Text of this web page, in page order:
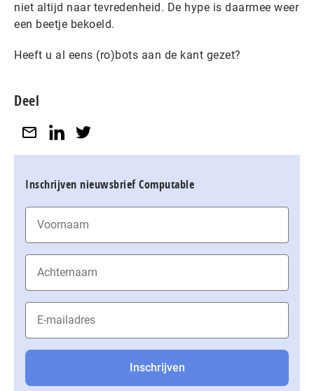
niet altijd naar tevredenheid. De hype is daarmee weer
een beetje bekoeld.
Heeft u al eens (ro)bots aan de kant gezet?
Deel
Inschrijven nieuwsbrief Computable